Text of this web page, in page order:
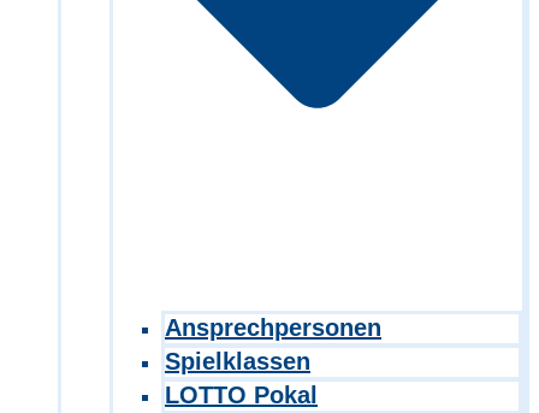
Ansprechpersonen
Spielklassen
LOTTO Pokal